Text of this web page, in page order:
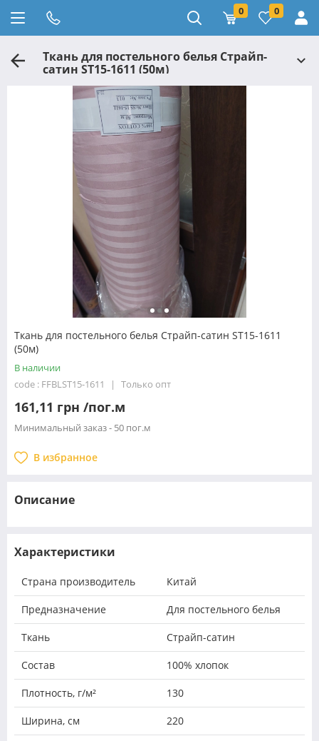
0 0
Ткань для постельного белья Страйп-
сатин ST15-1611 (50м)
Ткань для постельного белья Страйп-сатин ST15-1611
(50м)
В наличии
code : FFBLST15-1611
Только опт
161,11 грн /пог.м
Минимальный заказ - 50 пог.м
В избранное
Описание
Характеристики
Страна производитель Китай
Предназначение Для постельного белья
Ткань Страйп-сатин
Состав 100% хлопок
Плотность, г/м² 130
Ширина, см 220